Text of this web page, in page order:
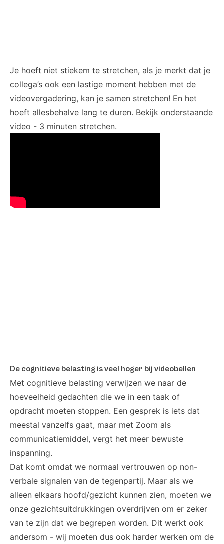
Je hoeft niet stiekem te stretchen, als je merkt dat je
collega’s ook een lastige moment hebben met de
videovergadering, kan je samen stretchen! En het
hoeft allesbehalve lang te duren. Bekijk onderstaande
video - 3 minuten stretchen.
De cognitieve belasting is veel hoger bij videobellen
Met cognitieve belasting verwijzen we naar de
hoeveelheid gedachten die we in een taak of
opdracht moeten stoppen. Een gesprek is iets dat
meestal vanzelfs gaat, maar met Zoom als
communicatiemiddel, vergt het meer bewuste
inspanning.
Dat komt omdat we normaal vertrouwen op non-
verbale signalen van de tegenpartij. Maar als we
alleen elkaars hoofd/gezicht kunnen zien, moeten we
onze gezichtsuitdrukkingen overdrijven om er zeker
van te zijn dat we begrepen worden. Dit werkt ook
andersom - wij moeten dus ook harder werken om de